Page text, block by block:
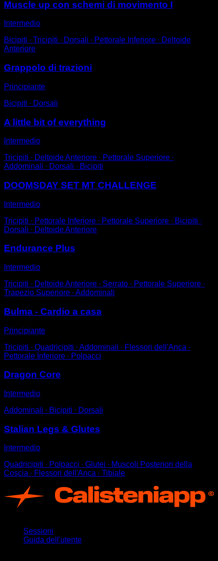
Muscle up con schemi di movimento I
Intermedio
Bicipiti ∙ Tricipiti ∙ Dorsali ∙ Pettorale Inferiore ∙ Deltoide
Anteriore
Grappolo di trazioni
Principiante
Bicipiti ∙ Dorsali
A little bit of everything
Intermedio
Tricipiti ∙ Deltoide Anteriore ∙ Pettorale Superiore ∙
Addominali ∙ Dorsali ∙ Bicipiti
DOOMSDAY SET MT CHALLENGE
Intermedio
Tricipiti ∙ Pettorale Inferiore ∙ Pettorale Superiore ∙ Bicipiti ∙
Dorsali ∙ Deltoide Anteriore
Endurance Plus
Intermedio
Tricipiti ∙ Deltoide Anteriore ∙ Serrato ∙ Pettorale Superiore ∙
Trapezio Superiore ∙ Addominali
Bulma - Cardio a casa
Principiante
Tricipiti ∙ Quadricipiti ∙ Addominali ∙ Flessori dell'Anca ∙
Pettorale Inferiore ∙ Polpacci
Dragon Core
Intermedio
Addominali ∙ Bicipiti ∙ Dorsali
Stalian Legs & Glutes
Intermedio
Quadricipiti ∙ Polpacci ∙ Glutei ∙ Muscoli Posteriori della
Coscia ∙ Flessori dell'Anca ∙ Tibiale
Sessioni
Guida dell'utente